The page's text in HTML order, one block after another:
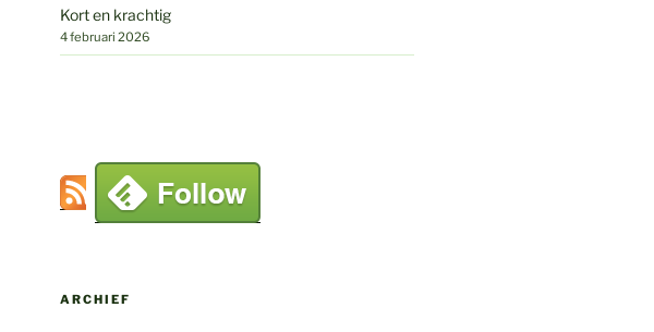
Kort en krachtig
4 februari 2026
ARCHIEF